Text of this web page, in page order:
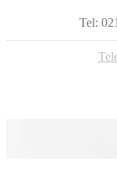
Tel: